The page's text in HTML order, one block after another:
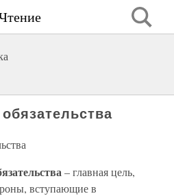
– главная цель,
вступающие в